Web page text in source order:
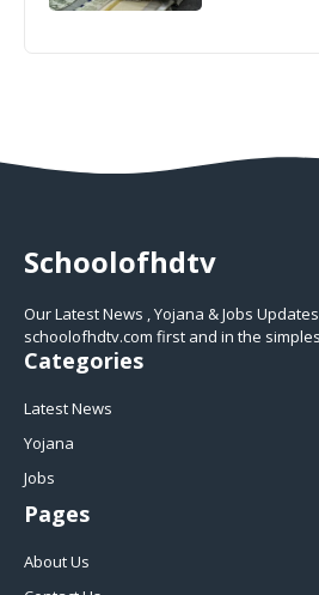
Schoolofhdtv
Our Latest News , Yojana & Jobs
schoolofhdtv.com first and in the
Categories
Latest News
Yojana
Jobs
Pages
About Us